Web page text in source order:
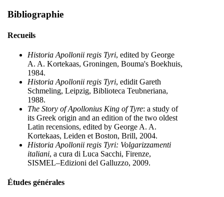
Bibliographie
Recueils
Historia Apollonii regis Tyri, edited by George
A. A. Kortekaas, Groningen, Bouma's Boekhuis,
1984.
Historia Apollonii regis Tyri, edidit Gareth
Schmeling, Leipzig, Biblioteca Teubneriana,
1988.
The Story of Apollonius King of Tyre: a study of
its Greek origin and an edition of the two oldest
Latin recensions, edited by George A. A.
Kortekaas, Leiden et Boston, Brill, 2004.
Historia Apollonii regis Tyri: Volgarizzamenti
italiani, a cura di Luca Sacchi, Firenze,
SISMEL–Edizioni del Galluzzo, 2009.
Études générales